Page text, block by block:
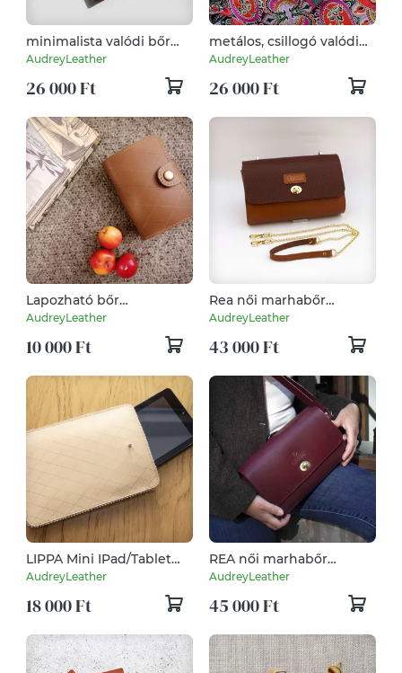
minimalista valódi bőr
női pénztárca, irattartó,
kártyatartó, mobiltok
AudreyLeather
26 000 Ft
metálos, csillogó valódi
bőr női pénztárca,
irattartó, kártyatartó,
mobiltok
AudreyLeather
26 000 Ft
Lapozható bőr
kártyatartó tok
AudreyLeather
10 000 Ft
Rea női marhabőr
válltáska
AudreyLeather
43 000 Ft
LIPPA Mini IPad/Tablet
Tok
AudreyLeather
18 000 Ft
REA női marhabőr
válltáska
AudreyLeather
45 000 Ft